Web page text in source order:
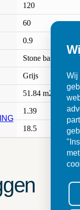
120
60
0.9
Stone base
Grijs
51.84 m2
1.39
18.5
Wij